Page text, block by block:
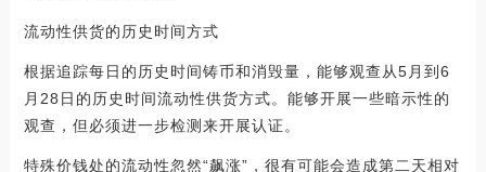
流动性供货的历史时间方式
根据追踪每日的历史时间铸币和消毁量，能够观查从5月到6
月28日的历史时间流动性供货方式。能够开展一些暗示性的
观查，但必须进一步检测来开展认证。
特殊价钱处的流动性忽然“飙涨”，很有可能会造成第二天相对